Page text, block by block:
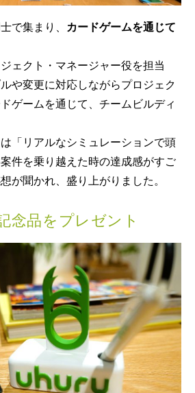
で集まり、 カードゲームを通じて
ェクト・マネージャー役を担当
や変更に対応しながらプロジェク
ゲームを通じて、チームビルディ
「リアルなシミュレーションで頭
件を乗り越えた時の達成感がすご
が聞かれ、盛り上がりました。
念品をプレゼント